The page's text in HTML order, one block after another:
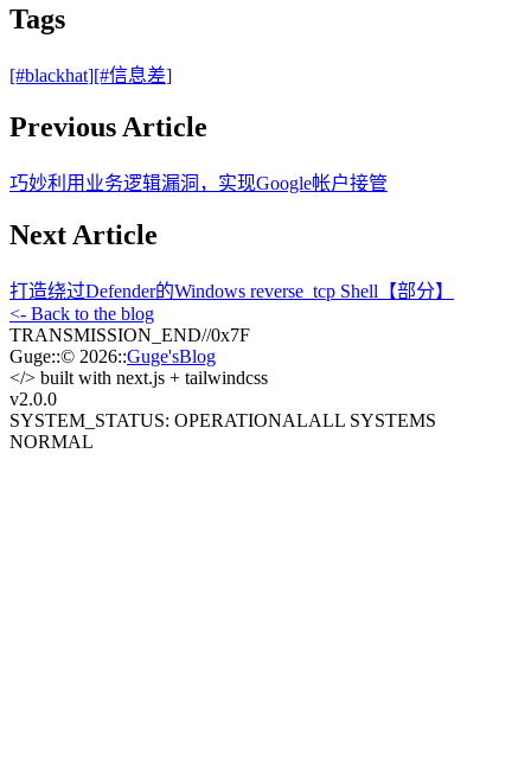
Tags
[#blackhat][#信息差]
Previous Article
巧妙利用业务逻辑漏洞，实现Google帐户接管
Next Article
打造绕过Defender的Windows reverse_tcp Shell【部分】
<- Back to the blog
TRANSMISSION_END//0x7F
Guge::© 2026::Guge'sBlog
</> built with next.js + tailwindcss
v2.0.0
SYSTEM_STATUS: OPERATIONALALL SYSTEMS
NORMAL